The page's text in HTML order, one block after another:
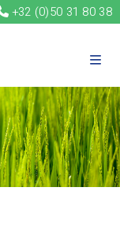
+32 (0)50 31 80 38